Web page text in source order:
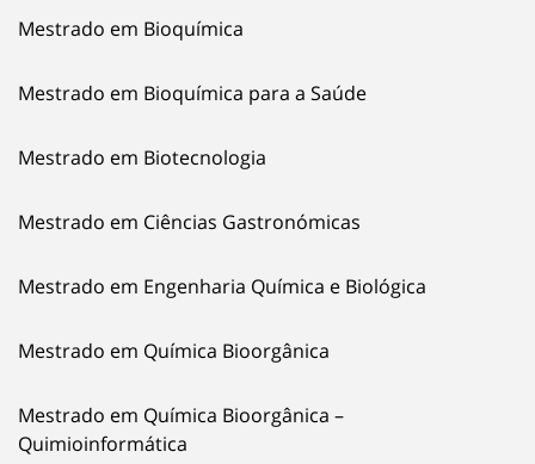
Mestrado em Bioquímica
Mestrado em Bioquímica para a Saúde
Mestrado em Biotecnologia
Mestrado em Ciências Gastronómicas
Mestrado em Engenharia Química e Biológica
Mestrado em Química Bioorgânica
Mestrado em Química Bioorgânica –
Quimioinformática